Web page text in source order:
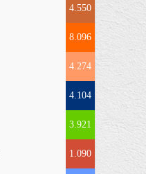
4.550
8.096
4.274
4.104
3.921
1.090